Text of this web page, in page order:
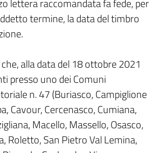
lettera raccomandata fa fede, per
termine, la data del timbro
alla data del 18 ottobre 2021
presso uno dei Comuni
n. 47 (Buriasco, Campiglione
Cavour, Cercenasco, Cumiana,
Macello, Massello, Osasco,
Roletto, San Pietro Val Lemina,